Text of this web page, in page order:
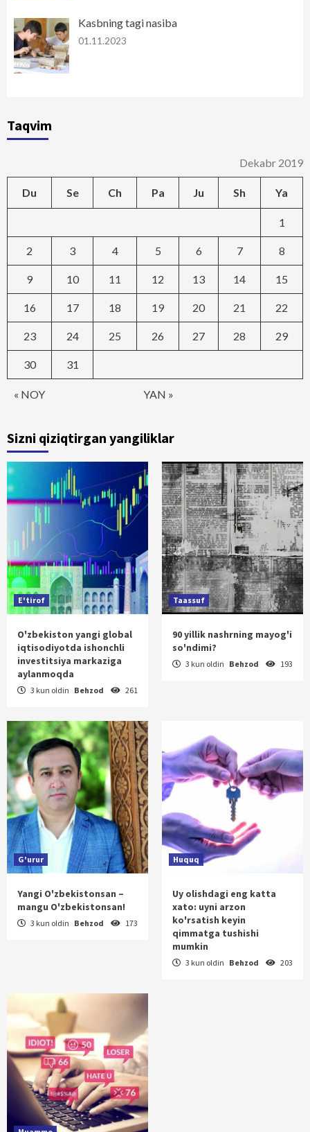
Kasbning tagi nasiba
01.11.2023
Taqvim
Dekabr 2019
Du Se Ch Pa Ju Sh Ya
« NOY YAN »
1
2 3 4 5 6 7 8
9 10 11 12 13 14 15
16 17 18 19 20 21 22
23 24 25 26 27 28 29
30 31
Sizni qiziqtirgan yangiliklar
E'tirof
O'zbekiston yangi global
iqtisodiyotda ishonchli
investitsiya markaziga
aylanmoqda
3 kun oldin Behzod 261
Taassuf
90 yillik nashrning mayog'i
so'ndimi?
3 kun oldin Behzod 193
G'urur
Yangi O'zbekistonsan –
mangu O'zbekistonsan!
3 kun oldin Behzod 173
Huquq
Uy olishdagi eng katta
xato: uyni arzon
ko'rsatish keyin
qimmatga tushishi
mumkin
3 kun oldin Behzod 203